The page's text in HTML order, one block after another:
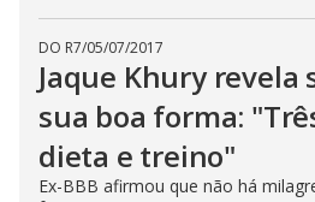
DO R7/05/07/2017
Jaque Khury revela
sua boa forma:
dieta e treino"
Ex-BBB afirmou que não há